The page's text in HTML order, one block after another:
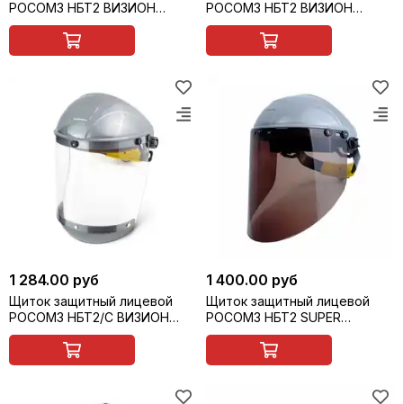
РОСОМЗ НБТ2 ВИЗИОН
TITAN, арт. 424390
РОСОМЗ НБТ2 ВИЗИОН
TITAN, арт. 424391
1 284.00 руб
Щиток защитный лицевой
РОСОМЗ НБТ2/С ВИЗИОН
TERMO TITAN с
подбородником, арт. 427391
1 400.00 руб
Щиток защитный лицевой
РОСОМЗ НБТ2 SUPER
ВИЗИОН, арт. 427357